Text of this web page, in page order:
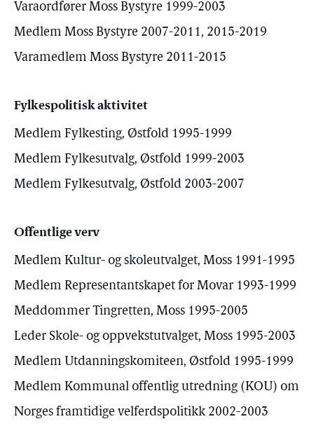
Varaordfører Moss Bystyre 1999-2003
Medlem Moss Bystyre 2007-2011, 2015-2019
Varamedlem Moss Bystyre 2011-2015
Fylkespolitisk aktivitet
Medlem Fylkesting, Østfold 1995-1999
Medlem Fylkesutvalg, Østfold 1999-2003
Medlem Fylkesutvalg, Østfold 2003-2007
Offentlige verv
Medlem Kultur- og skoleutvalget, Moss 1991-1995
Medlem Representantskapet for Movar 1993-1999
Meddommer Tingretten, Moss 1995-2005
Leder Skole- og oppvekstutvalget, Moss 1995-2003
Medlem Utdanningskomiteen, Østfold 1995-1999
Medlem Kommunal offentlig utredning (KOU) om
Norges framtidige velferdspolitikk 2002-2003